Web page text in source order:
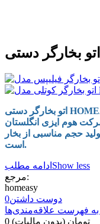
اتو بخارگر دستی HOMEASY دستگاهی با طراحی منحصربفرد و
هوم ایزی انگلستان
تولید حجم مناسبی از بخار
است.
ادامه مطلب Show less
مرجع:
homeasy
دوست داشتن0
به فهرست علاقه‌مندی‌ها
0 تومان (بدون مالیات)